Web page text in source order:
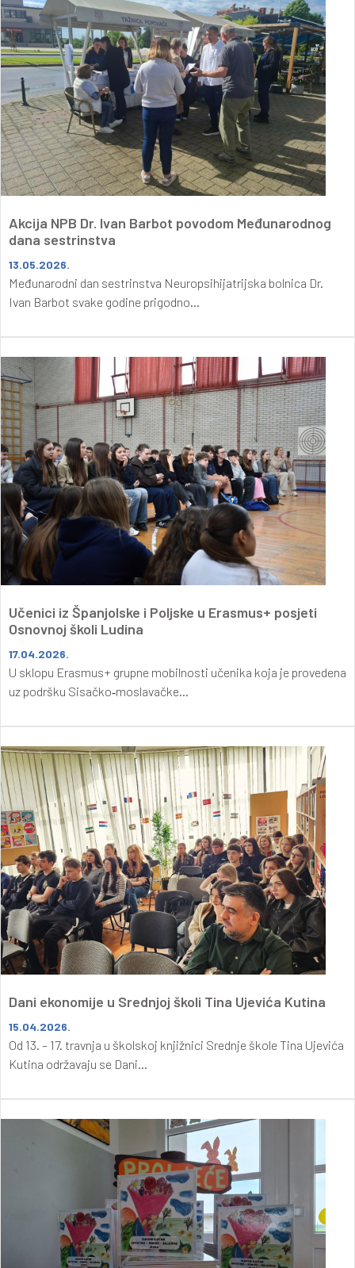
Akcija NPB Dr. Ivan Barbot povodom Međunarodnog
dana sestrinstva
13.05.2026.
Međunarodni dan sestrinstva Neuropsihijatrijska bolnica Dr.
Ivan Barbot svake godine prigodno...
Učenici iz Španjolske i Poljske u Erasmus+ posjeti
Osnovnoj školi Ludina
17.04.2026.
U sklopu Erasmus+ grupne mobilnosti učenika koja je provedena
uz podršku Sisačko‑moslavačke...
Dani ekonomije u Srednjoj školi Tina Ujevića Kutina
15.04.2026.
Od 13. – 17. travnja u školskoj knjižnici Srednje škole Tina Ujevića
Kutina održavaju se Dani...